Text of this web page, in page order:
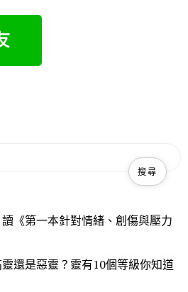
《第一本針對情緒、創傷與壓力
還是惡靈？靈有10個等級你知道